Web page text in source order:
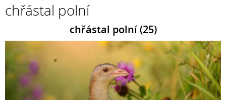
chřástal polní
chřástal polní (25)